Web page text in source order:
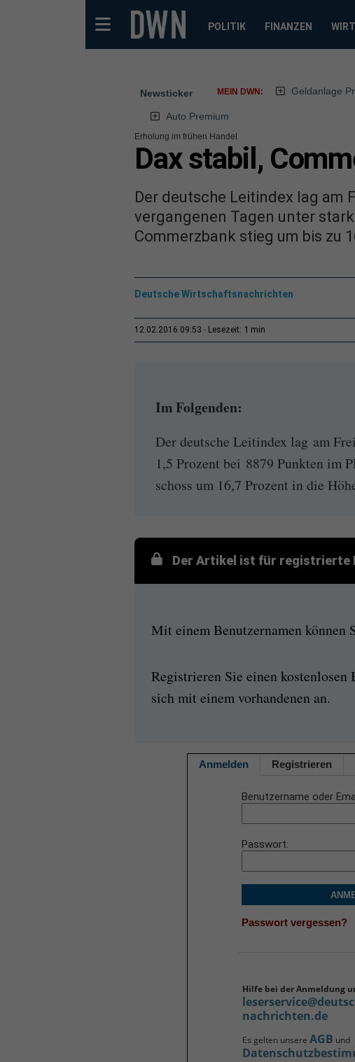
POLITIK FINANZEN
Newsticker MEIN DWN: Geldanlage
Auto Premium
Erholung im frühen Handel
Dax stabil,
Der deutsche Leitindex lag am
vergangenen Tagen unter
Commerzbank stieg um bis zu
Deutsche Wirtschaftsnachrichten
12.02.2016 09:53 Lesezeit: 1 min
Im Folgenden:
Der deutsche Leitindex lag am
1,5 Prozent bei 8879 Punkten im
schoss um 16,7 Prozent in die
Der Artikel ist für registrierte
Mit einem Benutzernamen können
Registrieren Sie einen kostenlosen
sich mit einem vorhandenen an.
Anmelden Registrieren
Benutzername oder
Passwort
Passwort vergessen?
Hilfe bei der Anmeldung
nachrichten.de
Es gelten unsere AGB und